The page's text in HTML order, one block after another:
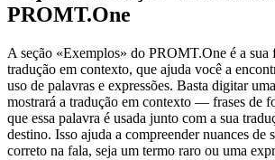
PROMT.One
A seção «Exemplos» do PROMT.One é a sua
tradução em contexto, que ajuda você a
uso de palavras e expressões. Basta digitar
mostrará a tradução em contexto — frases de
que essa palavra é usada junto com a sua
destino. Isso ajuda a compreender nuances de
correto na fala, seja um termo raro ou uma